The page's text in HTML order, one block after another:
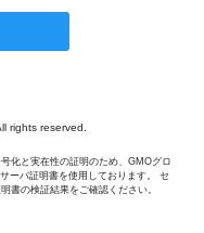
rights reserved.
化と実在性の証明のため、GMOグロ
ーバ証明書を使用しております。 セ
書の検証結果をご確認ください。